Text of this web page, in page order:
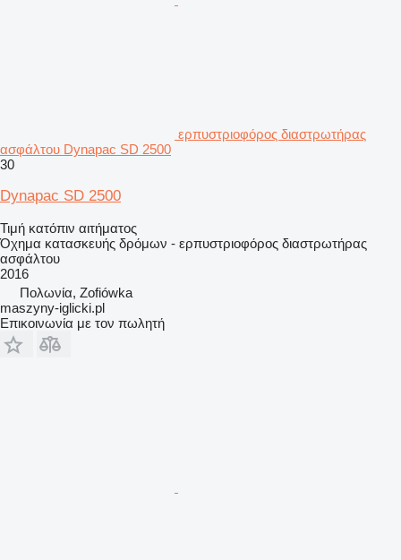
ερπυστριοφόρος διαστρωτήρας
ασφάλτου Dynapac SD 2500
30
Dynapac SD 2500
Τιμή κατόπιν αιτήματος
Όχημα κατασκευής δρόμων - ερπυστριοφόρος διαστρωτήρας
ασφάλτου
2016
Πολωνία, Zofiówka
maszyny-iglicki.pl
Επικοινωνία με τον πωλητή